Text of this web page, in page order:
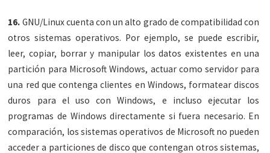
16. GNU/Linux cuenta con un alto grado de compatibilidad con
otros sistemas operativos. Por ejemplo, se puede escribir,
leer, copiar, borrar y manipular los datos existentes en una
partición para Microsoft Windows, actuar como servidor para
una red que contenga clientes en Windows, formatear discos
duros para el uso con Windows, e incluso ejecutar los
programas de Windows directamente si fuera necesario. En
comparación, los sistemas operativos de Microsoft no pueden
acceder a particiones de disco que contengan otros sistemas,